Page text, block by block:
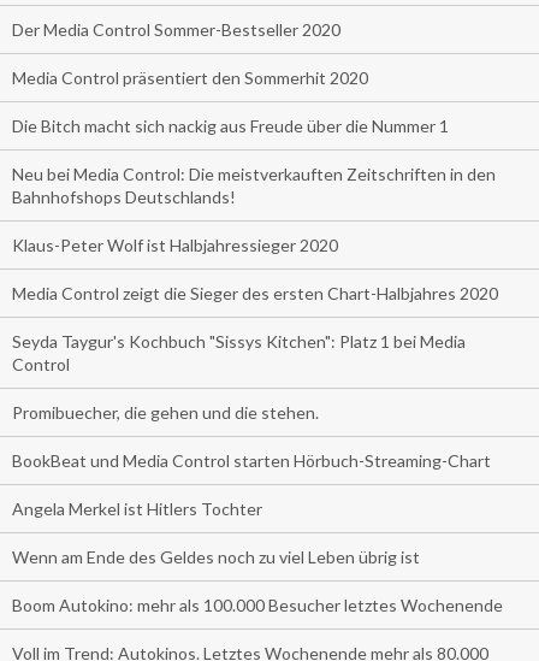
Der Media Control Sommer-Bestseller 2020
Media Control präsentiert den Sommerhit 2020
Die Bitch macht sich nackig aus Freude über die Nummer 1
Neu bei Media Control: Die meistverkauften Zeitschriften in den
Bahnhofshops Deutschlands!
Klaus-Peter Wolf ist Halbjahressieger 2020
Media Control zeigt die Sieger des ersten Chart-Halbjahres 2020
Seyda Taygur's Kochbuch "Sissys Kitchen": Platz 1 bei Media
Control
Promibuecher, die gehen und die stehen.
BookBeat und Media Control starten Hörbuch-Streaming-Chart
Angela Merkel ist Hitlers Tochter
Wenn am Ende des Geldes noch zu viel Leben übrig ist
Boom Autokino: mehr als 100.000 Besucher letztes Wochenende
Voll im Trend: Autokinos. Letztes Wochenende mehr als 80.000